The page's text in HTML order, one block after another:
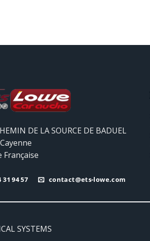
DE LA SOURCE DE BADUEL
Française
31 94 57 contact@ets-lowe.com
SYSTEMS